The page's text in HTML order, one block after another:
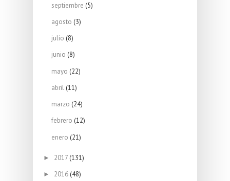
septiembre (5)
agosto (3)
julio (8)
junio (8)
mayo (22)
abril (11)
marzo (24)
febrero (12)
enero (21)
► 2017 (131)
► 2016 (48)